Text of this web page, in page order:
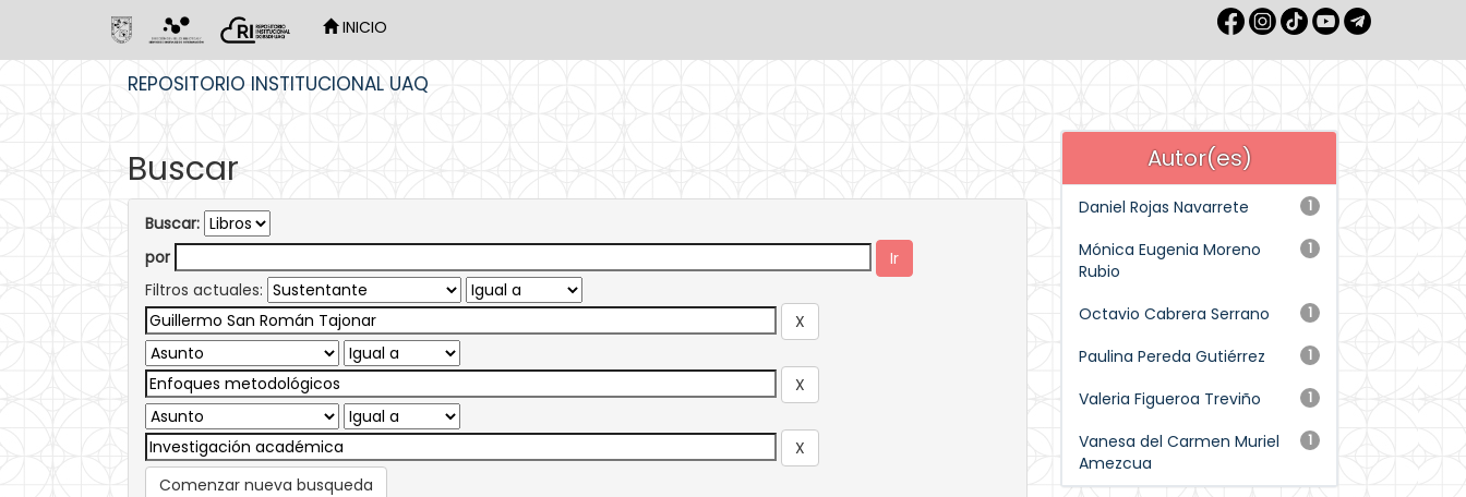
INICIO
REPOSITORIO INSTITUCIONAL UAQ
Buscar
Buscar:
por
Filtros actuales:
Comenzar nueva busqueda
Autor(es)
1
Daniel Rojas Navarrete
1
Mónica Eugenia Moreno
Rubio
1
Octavio Cabrera Serrano
1
Paulina Pereda Gutiérrez
1
Valeria Figueroa Treviño
1
Vanesa del Carmen Muriel
Amezcua